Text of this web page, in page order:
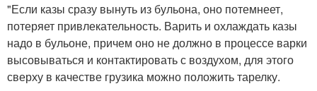
"Если казы сразу вынуть из бульона, оно потемнеет,
потеряет привлекательность. Варить и охлаждать казы
надо в бульоне, причем оно не должно в процессе варки
высовываться и контактировать с воздухом, для этого
сверху в качестве грузика можно положить тарелку.